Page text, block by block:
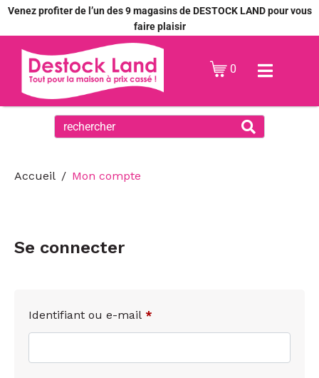
Venez profiter de l’un des 9 magasins de DESTOCK LAND pour vous
faire plaisir
0
Accueil Mon compte
Se connecter
Identifiant ou e-mail *